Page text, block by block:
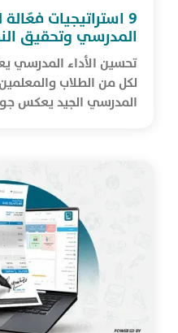
9 استراتيجيات
المدرسي وتحقيق
تحسين الأداء المدرسي
لكل من الطلاب والمعلمين
المدرسي الجيد يعكس